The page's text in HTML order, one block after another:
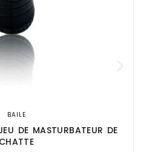
BAILE
DE MASTURBATEUR DE
CHATTE